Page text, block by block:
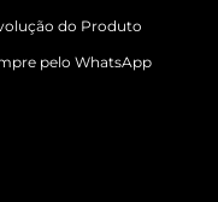
do Produto
pelo WhatsApp